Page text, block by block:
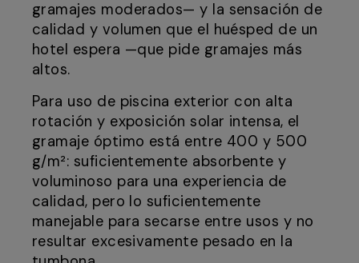
gramajes moderados— y la sensación de
calidad y volumen que el huésped de un
hotel espera —que pide gramajes más
altos.
Para uso de piscina exterior con alta
rotación y exposición solar intensa, el
gramaje óptimo está entre 400 y 500
g/m²: suficientemente absorbente y
voluminoso para una experiencia de
calidad, pero lo suficientemente
manejable para secarse entre usos y no
resultar excesivamente pesado en la